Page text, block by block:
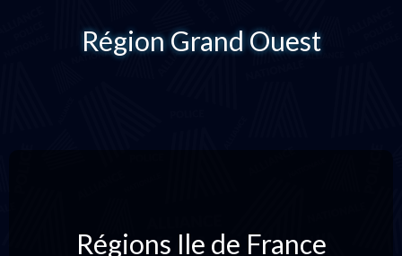
Région Grand Ouest
Régions Ile de France